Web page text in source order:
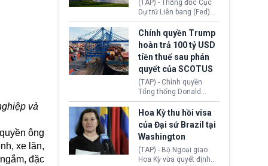
và
ông
xe lăn,
đặc
này bị cáo buộc có nhiều
sai sót nghiêm trọng, vi
phạm quy định về an
toàn y tế.
(TAP) - Thống đốc Cục
Dự trữ Liên bang (Fed)
Lisa Cook nói sẽ ủng hộ
tăng lãi suất nếu lạm
phát ở Hoa Kỳ không tiếp
tục giảm trong thời gian
tới.
Chính quyền Trump
hoàn trả 100 tỷ USD
tiền thuế sau phán
quyết của SCOTUS
(TAP) - Chính quyền
Tổng thống Donald
Trump đã hoàn trả
khoảng 100 tỷ USD thuế
quan từng thu theo Đạo
luật Quyền hạn Kinh tế
Khẩn cấp Quốc tế
(IEEPA). Động thái này
diễn ra sau phán quyết
Hoa Kỳ thu hồi visa
của Đại sứ Brazil tại
Washington
(TAP) - Bộ Ngoại giao
Hoa Kỳ vừa quyết định